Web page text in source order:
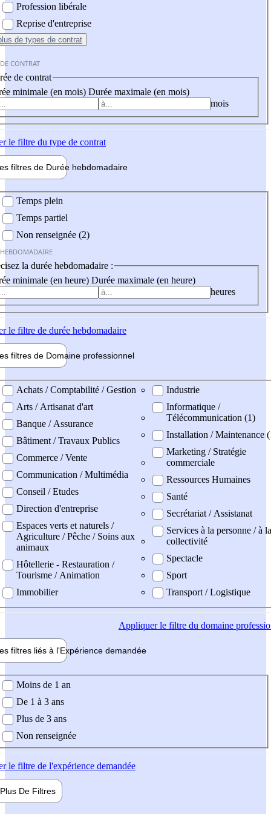
Profession libérale
Reprise d'entreprise
de types de contrat
CONTRAT
de contrat
minimale (en mois) Durée maximale (en mois)
mois
le filtre du type de contrat
filtres de Durée hebdomadaire
Temps plein
Temps partiel
Non renseignée (2)
la durée hebdomadaire :
minimale (en heure) Durée maximale (en heure)
heures
le filtre de durée hebdomadaire
filtres de Domaine professionnel
professionel
Achats / Comptabilité / Gestion
Arts / Artisanat d'art
Banque / Assurance
Bâtiment / Travaux Publics
Commerce / Vente
Communication / Multimédia
Conseil / Etudes
Direction d'entreprise
Espaces verts et naturels /
Agriculture / Pêche / Soins aux
animaux
Hôtellerie - Restauration /
Tourisme / Animation
Immobilier
Industrie
Informatique /
Télécommunication (1)
Installation / Maintenance
Marketing / Stratégie
commerciale
Ressources Humaines
Santé
Secrétariat / Assistanat
Services à la personne / à la
collectivité
Spectacle
Sport
Transport / Logistique
Appliquerle filtre du domaine
filtres liés à l'Expérience demandée
demandée
Moins de 1 an
De 1 à 3 ans
Plus de 3 ans
Non renseignée
le filtre de l'expérience demandée
Plus De Filtres